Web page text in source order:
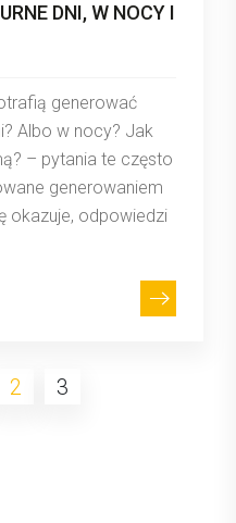
DNI, W NOCY I
generować
Albo w nocy? Jak
– pytania te często
generowaniem
okazuje, odpowiedzi
2 3